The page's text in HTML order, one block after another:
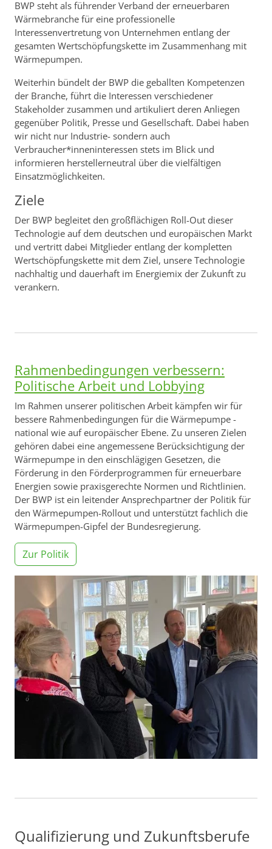
BWP steht als führender Verband der erneuerbaren
Wärmebranche für eine professionelle
Interessenvertretung von Unternehmen entlang der
gesamten Wertschöpfungskette im Zusammenhang mit
Wärmepumpen.
Weiterhin bündelt der BWP die geballten Kompetenzen
der Branche, führt die Interessen verschiedener
Stakeholder zusammen und artikuliert deren Anliegen
gegenüber Politik, Presse und Gesellschaft. Dabei haben
wir nicht nur Industrie- sondern auch
Verbraucher*inneninteressen stets im Blick und
informieren herstellerneutral über die vielfältigen
Einsatzmöglichkeiten.
Ziele
Der BWP begleitet den großflächigen Roll-Out dieser
Technologie auf dem deutschen und europäischen Markt
und vertritt dabei Mitglieder entlang der kompletten
Wertschöpfungskette mit dem Ziel, unsere Technologie
nachhaltig und dauerhaft im Energiemix der Zukunft zu
verankern.
Rahmenbedingungen verbessern:
Politische Arbeit und Lobbying
Im Rahmen unserer politischen Arbeit kämpfen wir für
bessere Rahmenbedingungen für die Wärmepumpe -
national wie auf europäischer Ebene. Zu unseren Zielen
gehören dabei eine angemessene Berücksichtigung der
Wärmepumpe in den einschlägigen Gesetzen, die
Förderung in den Förderprogrammen für erneuerbare
Energien sowie praxisgerechte Normen und Richtlinien.
Der BWP ist ein leitender Ansprechpartner der Politik für
den Wärmepumpen-Rollout und unterstützt fachlich die
Wärmepumpen-Gipfel der Bundesregierung.
Zur Politik
Qualifizierung und Zukunftsberufe